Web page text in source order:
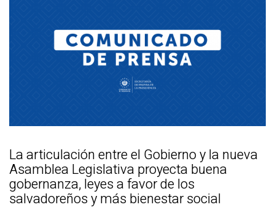
La articulación entre el Gobierno y la nueva
Asamblea Legislativa proyecta buena
gobernanza, leyes a favor de los
salvadoreños y más bienestar social